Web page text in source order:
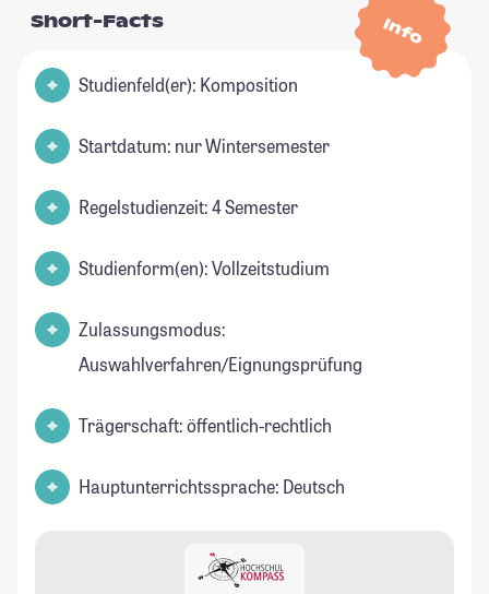
Info
Short-Facts
Studienfeld(er): Komposition
Startdatum: nur Wintersemester
Regelstudienzeit: 4 Semester
Studienform(en): Vollzeitstudium
Zulassungsmodus:
Auswahlverfahren/Eignungsprüfung
Trägerschaft: öffentlich-rechtlich
Hauptunterrichtssprache: Deutsch